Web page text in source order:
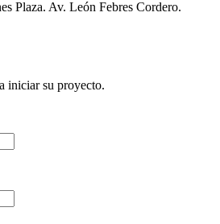
Plaza. Av. León Febres Cordero.
iniciar su proyecto.